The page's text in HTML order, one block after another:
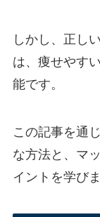
しかし、正し
は、痩せやす
能です。
この記事を通
な方法と、マ
イントを学び